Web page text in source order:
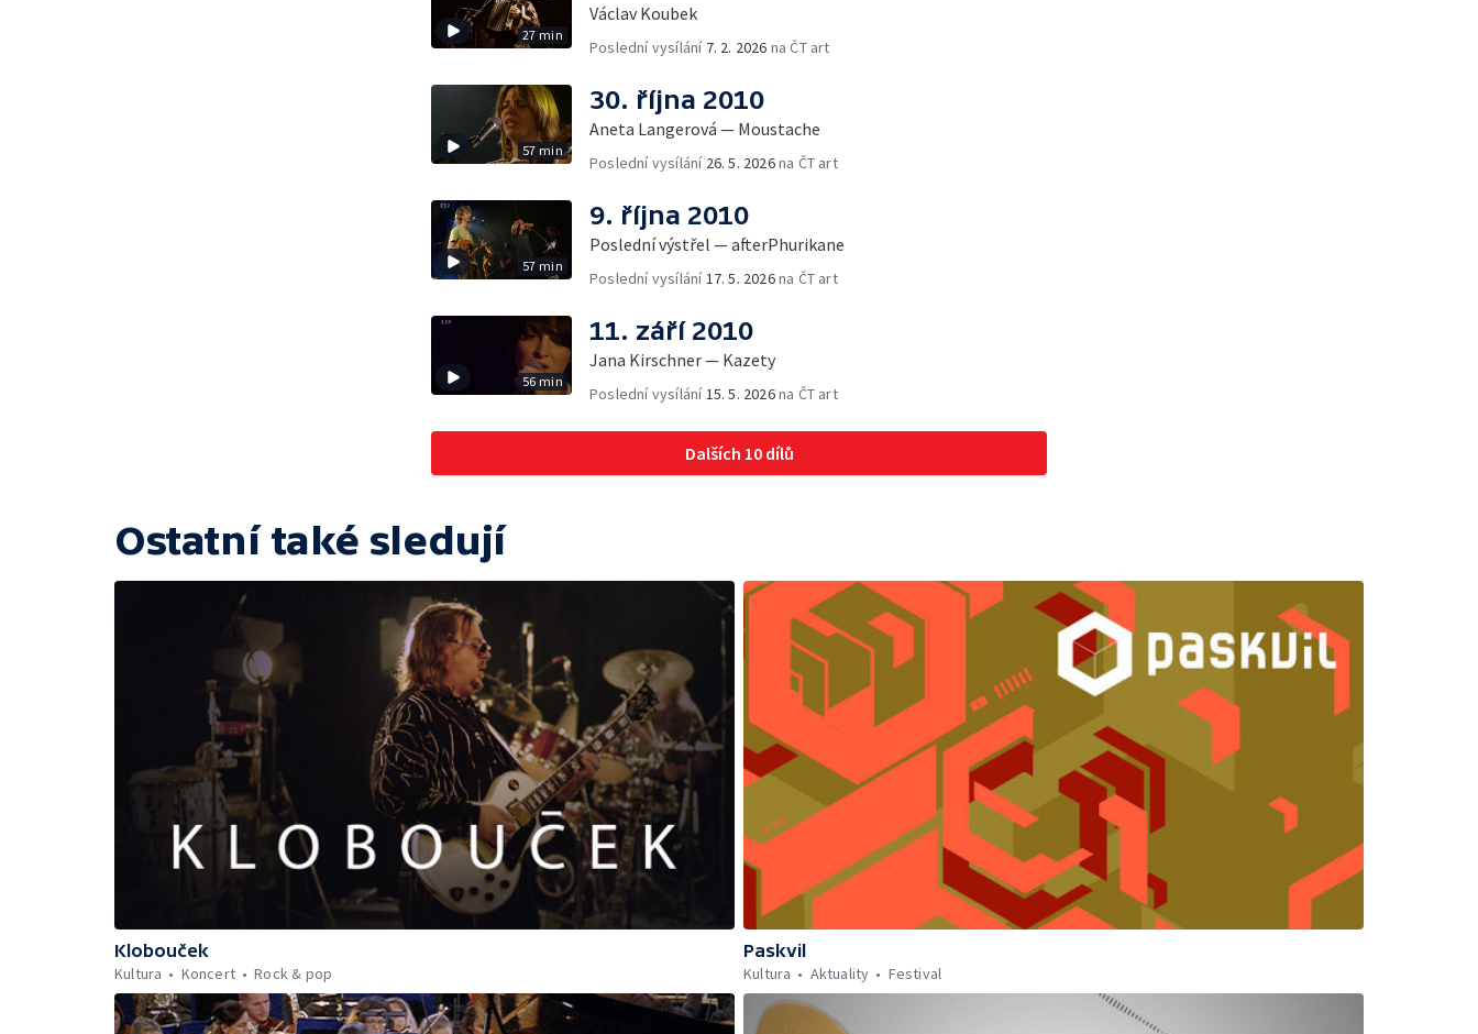
27 min
Václav Koubek
Poslední vysílání 7. 2. 2026 na ČT art
57 min
30. října 2010
Aneta Langerová — Moustache
Poslední vysílání 26. 5. 2026na ČT art
57 min
9. října 2010
Poslední výstřel — afterPhurikane
Poslední vysílání 17. 5. 2026na ČT art
56 min
11. září 2010
Jana Kirschner — Kazety
Poslední vysílání 15. 5. 2026na ČT art
Dalších 10 dílů
Ostatní také sledují
Klobouček
Kultura
Koncert Rock & pop
Paskvil
Kultura
Aktuality Festival